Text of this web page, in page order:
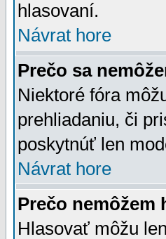
hlasovaní.
Návrat hore
Prečo sa
Niektoré fóra
prehliadaniu, či
poskytnúť len
Návrat hore
Prečo nemôžem
Hlasovať môžu